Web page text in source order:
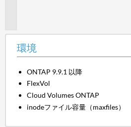
環境
ONTAP 9.9.1 以降
FlexVol
Cloud Volumes ONTAP
inodeファイル容量（maxfiles）